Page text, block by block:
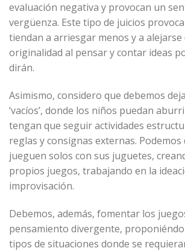
evaluación negativa y provocan un
vergüenza. Este tipo de juicios
tiendan a arriesgar menos y a alejarse
originalidad al pensar y contar ideas
dirán.
Asimismo, considero que debemos
‘vacíos’, donde los niños puedan
tengan que seguir actividades
reglas y consignas externas. Podemos
jueguen solos con sus juguetes,
propios juegos, trabajando en la
improvisación.
Debemos, además, fomentar los
pensamiento divergente,
tipos de situaciones donde se